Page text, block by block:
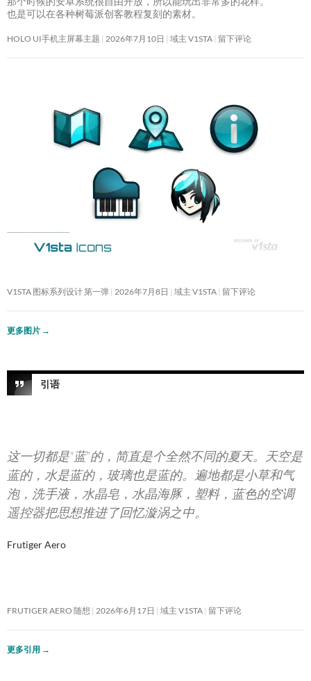
也是可以在各种树莓派创客教程复刻的素材。
HOLO UI手机主屏幕主题 2026年7月10日 域主 V1STA 留下评论
V1STA 图标系列设计 第一弹 2026年7月8日 域主 V1STA 留下评论
更多图片 →
引语
这一切都是“蓝”的，简直是个全然不同的夏天。天空是
蓝的，水是蓝的，玻璃也是蓝的。遍地都是小草和气
泡，洗手液，水晶皂，水晶海豚，塑料，蓝色的空调
遥控器把思想推进了回忆漩涡之中。
Frutiger Aero
FRUTIGER AERO 随想 2026年6月17日 域主 V1STA 留下评论
更多引用 →